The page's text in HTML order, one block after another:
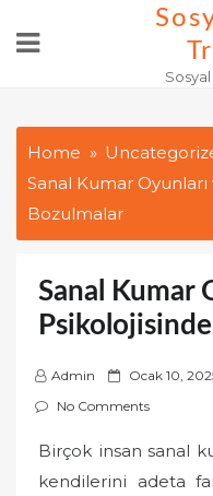
Home
Sanal Kumar
Bozulmalar
Sanal Kumar
Admin
P
o
t
e
Ocak 10,
No Comments
Birçok insan sanal
kendilerini adeta